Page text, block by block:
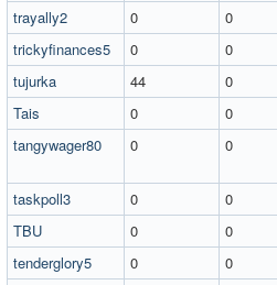
trayally2
0 0
trickyfinances5
0
0
tujurka
44 0
Tais
0
0
tangywager80
0 0
taskpoll3
0 0
TBU
0
0
tenderglory5
0 0